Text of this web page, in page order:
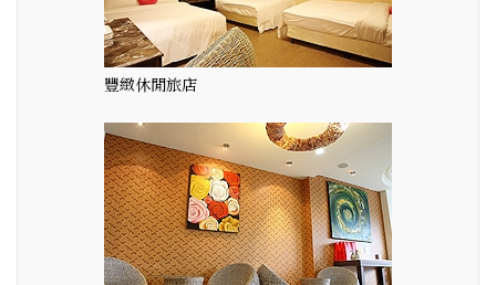
豐緻休閒旅店